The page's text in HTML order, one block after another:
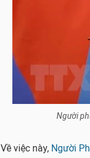
Người
Về việc này, Người